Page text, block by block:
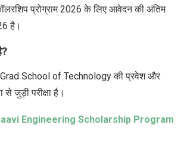
प्रोग्राम 2026 के लिए आवेदन की अंतिम
है।
School of Technology की प्रवेश और
जुड़ी परीक्षा है।
Engineering Scholarship Program